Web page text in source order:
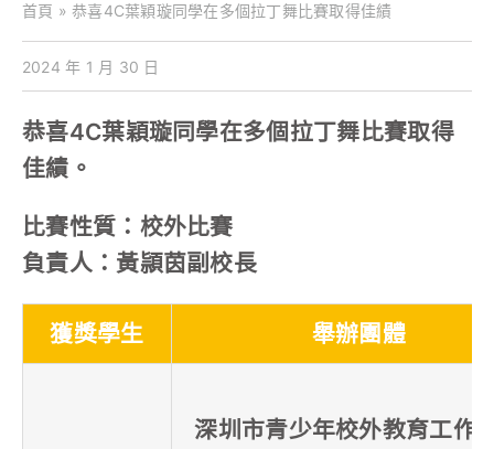
首頁 » 恭喜4C葉穎璇同學在多個拉丁舞比賽取得佳績
2024 年 1 月 30 日
恭喜4C葉穎璇同學在多個拉丁舞比賽取得
佳績。
比賽性質：校外比賽
負責人：黃頴茵副校長
獲獎學生 舉辦團體
深圳市青少年校外教育工作